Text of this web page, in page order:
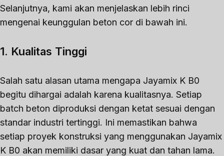
Selanjutnya, kami akan menjelaskan lebih rinci
mengenai keunggulan beton cor di bawah ini.
1. Kualitas Tinggi
Salah satu alasan utama mengapa Jayamix K B0
begitu dihargai adalah karena kualitasnya. Setiap
batch beton diproduksi dengan ketat sesuai dengan
standar industri tertinggi. Ini memastikan bahwa
setiap proyek konstruksi yang menggunakan Jayamix
K B0 akan memiliki dasar yang kuat dan tahan lama.